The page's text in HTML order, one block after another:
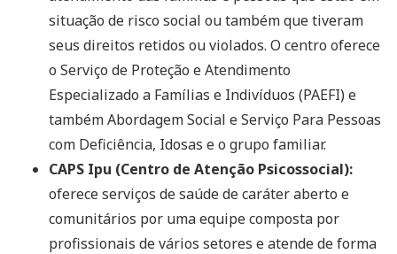
situação de risco social ou também que tiveram
seus direitos retidos ou violados. O centro oferece
o Serviço de Proteção e Atendimento
Especializado a Famílias e Indivíduos (PAEFI) e
também Abordagem Social e Serviço Para Pessoas
com Deficiência, Idosas e o grupo familiar.
CAPS Ipu (Centro de Atenção Psicossocial):
oferece serviços de saúde de caráter aberto e
comunitários por uma equipe composta por
profissionais de vários setores e atende de forma